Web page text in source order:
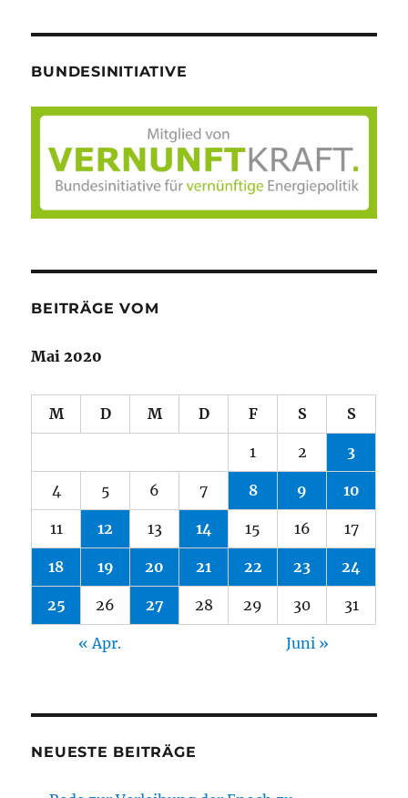
BUNDESINITIATIVE
BEITRÄGE VOM
Mai 2020
M D M D F S S
1 2 3
4 5 6 7 8 9 10
11 12 13 14 15 16 17
18 19 20 21 22 23 24
25 26 27 28 29 30 31
« Apr. Juni »
NEUESTE BEITRÄGE